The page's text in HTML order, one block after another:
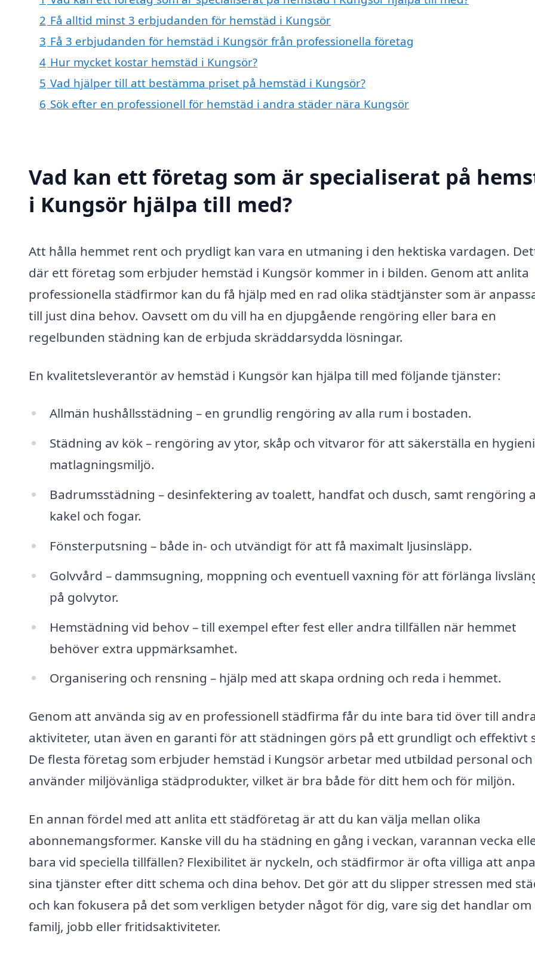
2 Få alltid minst 3 erbjudanden för hemstäd i Kungsör
3 Få 3 erbjudanden för hemstäd i Kungsör från professionella företag
4 Hur mycket kostar hemstäd i Kungsör?
5 Vad hjälper till att bestämma priset på hemstäd i Kungsör?
6 Sök efter en professionell för hemstäd i andra städer nära Kungsör
Vad kan ett företag som är specialiserat på
i Kungsör hjälpa till med?
Att hålla hemmet rent och prydligt kan vara en utmaning i den hektiska vardagen.
där ett företag som erbjuder hemstäd i Kungsör kommer in i bilden. Genom att anlita
professionella städfirmor kan du få hjälp med en rad olika städtjänster som är
till just dina behov. Oavsett om du vill ha en djupgående rengöring eller bara en
regelbunden städning kan de erbjuda skräddarsydda lösningar.
En kvalitetsleverantör av hemstäd i Kungsör kan hjälpa till med följande tjänster:
Allmän hushållsstädning – en grundlig rengöring av alla rum i bostaden.
Städning av kök – rengöring av ytor, skåp och vitvaror för att säkerställa en
matlagningsmiljö.
Badrumsstädning – desinfektering av toalett, handfat och dusch, samt rengöring
kakel och fogar.
Fönsterputsning – både in- och utvändigt för att få maximalt ljusinsläpp.
Golvvård – dammsugning, moppning och eventuell vaxning för att förlänga
på golvytor.
Hemstädning vid behov – till exempel efter fest eller andra tillfällen när hemmet
behöver extra uppmärksamhet.
Organisering och rensning – hjälp med att skapa ordning och reda i hemmet.
Genom att använda sig av en professionell städfirma får du inte bara tid över till andra
aktiviteter, utan även en garanti för att städningen görs på ett grundligt och effektivt
De flesta företag som erbjuder hemstäd i Kungsör arbetar med utbildad personal och
använder miljövänliga städprodukter, vilket är bra både för ditt hem och för miljön.
En annan fördel med att anlita ett städföretag är att du kan välja mellan olika
abonnemangsformer. Kanske vill du ha städning en gång i veckan, varannan vecka
bara vid speciella tillfällen? Flexibilitet är nyckeln, och städfirmor är ofta villiga att
sina tjänster efter ditt schema och dina behov. Det gör att du slipper stressen med
och kan fokusera på det som verkligen betyder något för dig, vare sig det handlar om
familj, jobb eller fritidsaktiviteter.